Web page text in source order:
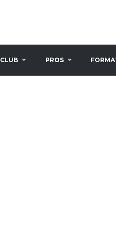
CLUB PROS